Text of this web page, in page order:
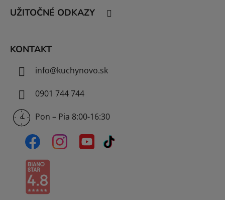
UŽITOČNÉ ODKAZY
KONTAKT
info@kuchynovo.sk
0901 744 744
Pon – Pia 8:00-16:30